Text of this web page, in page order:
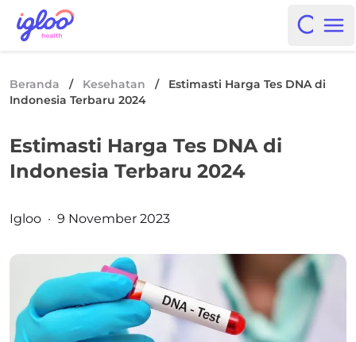
Skip to content
Igloo Blog
Open
Beranda / Kesehatan /
Estimasti Harga Tes DNA di
Indonesia Terbaru 2024
Estimasti Harga Tes DNA di
Indonesia Terbaru 2024
Posted by
Igloo · 9 November 2023